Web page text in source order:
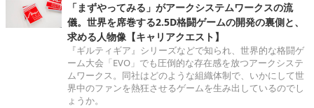
「まずやってみる」がアークシステムワークスの流
儀。世界を席巻する2.5D格闘ゲームの開発の裏側と、
求める人物像【キャリアクエスト】
『ギルティギア』シリーズなどで知られ、世界的な格闘ゲ
ーム大会「EVO」でも圧倒的な存在感を放つアークシステ
ムワークス。同社はどのような組織体制で、いかにして世
界中のファンを熱狂させるゲームを生み出しているのでし
ょうか。